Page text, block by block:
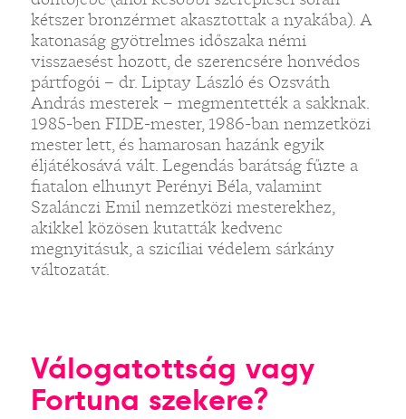
kétszer bronzérmet akasztottak a nyakába). A
katonaság gyötrelmes időszaka némi
visszaesést hozott, de szerencsére honvédos
pártfogói – dr. Liptay László és Ozsváth
András mesterek – megmentették a sakknak.
1985-ben FIDE-mester, 1986-ban nemzetközi
mester lett, és hamarosan hazánk egyik
éljátékosává vált. Legendás barátság fűzte a
fiatalon elhunyt Perényi Béla, valamint
Szalánczi Emil nemzetközi mesterekhez,
akikkel közösen kutatták kedvenc
megnyitásuk, a szicíliai védelem sárkány
változatát.
Válogatottság vagy
Fortuna szekere?